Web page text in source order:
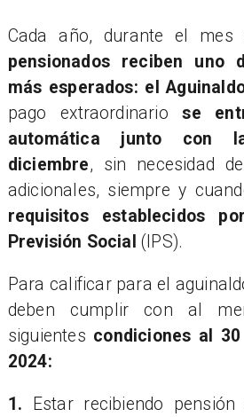
​Cada año, durante el mes
pensionados reciben uno
más esperados: el
pago extraordinario se
automática junto con
diciembre, sin necesidad
adicionales, siempre y
requisitos establecidos
Previsión Social (IPS).
Para calificar para el
deben cumplir con al
siguientes condiciones al
2024:
1. Estar recibiendo pensión